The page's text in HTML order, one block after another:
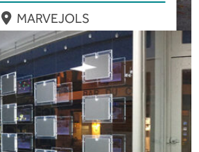
MARVEJOLS
PLUS